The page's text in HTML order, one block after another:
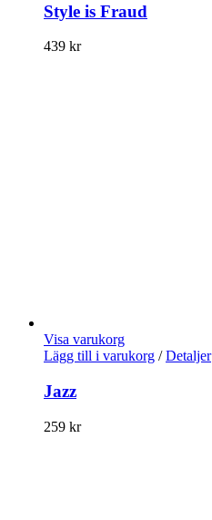
Style is Fraud
439 kr
Visa varukorg
Lägg till i varukorg / Detaljer
Jazz
259 kr